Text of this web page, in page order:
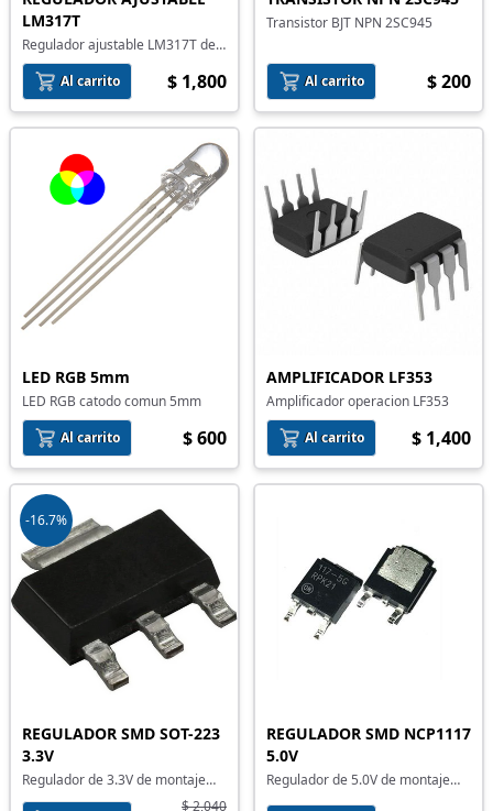
LM317T
Regulador ajustable LM317T de
1.2V a 37V
Al carrito
$ 1,800
Transistor BJT NPN 2SC945
Al carrito $ 200
LED RGB 5mm
LED RGB catodo comun 5mm
Al carrito
$ 600
AMPLIFICADOR LF353
Amplificador operacion LF353
Al carrito
$ 1,400
-16.7%
REGULADOR SMD SOT-223
3.3V
Regulador de 3.3V de montaje
superficial
$ 2,040
REGULADOR SMD NCP1117
5.0V
Regulador de 5.0V de montaje